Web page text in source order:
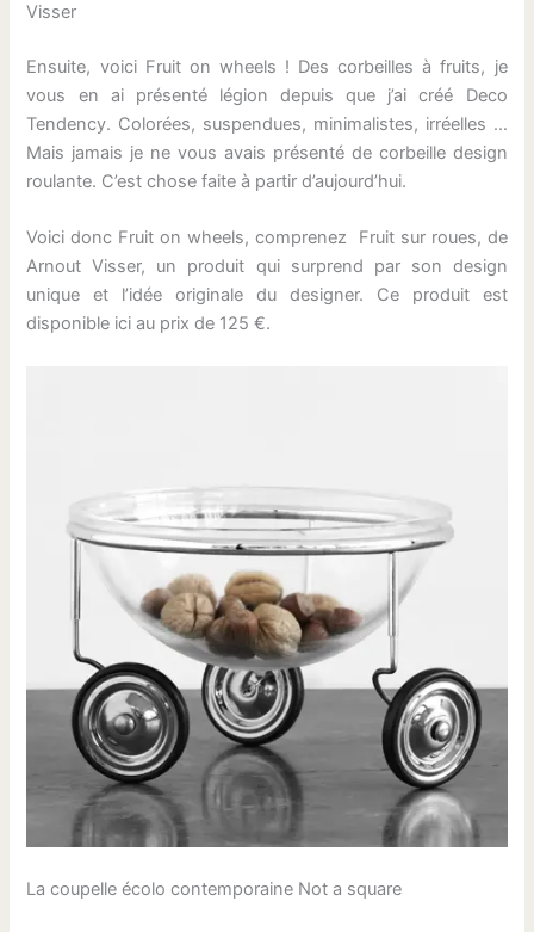
Visser
Ensuite, voici Fruit on wheels ! Des corbeilles à fruits, je
vous en ai présenté légion depuis que j’ai créé Deco
Tendency. Colorées, suspendues, minimalistes, irréelles …
Mais jamais je ne vous avais présenté de corbeille design
roulante. C’est chose faite à partir d’aujourd’hui.
Voici donc Fruit on wheels, comprenez Fruit sur roues, de
Arnout Visser, un produit qui surprend par son design
unique et l’idée originale du designer. Ce produit est
disponible ici au prix de 125 €.
La coupelle écolo contemporaine Not a square